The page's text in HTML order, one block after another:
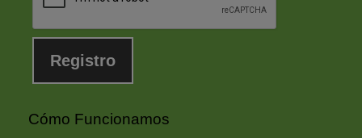
Cómo Funcionamos